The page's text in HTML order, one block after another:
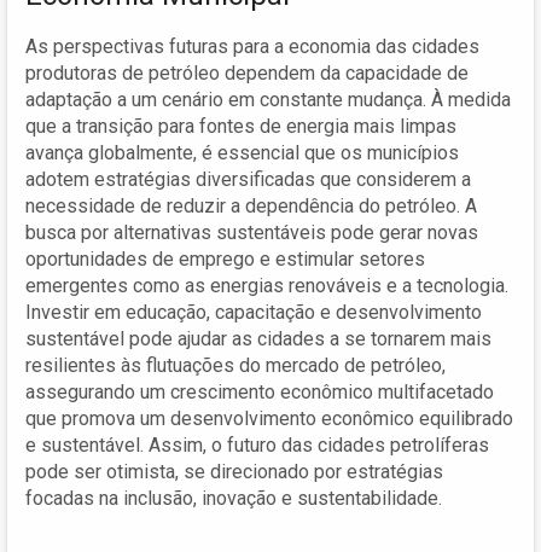
As perspectivas futuras para a economia das cidades
produtoras de petróleo dependem da capacidade de
adaptação a um cenário em constante mudança. À medida
que a transição para fontes de energia mais limpas
avança globalmente, é essencial que os municípios
adotem estratégias diversificadas que considerem a
necessidade de reduzir a dependência do petróleo. A
busca por alternativas sustentáveis pode gerar novas
oportunidades de emprego e estimular setores
emergentes como as energias renováveis e a tecnologia.
Investir em educação, capacitação e desenvolvimento
sustentável pode ajudar as cidades a se tornarem mais
resilientes às flutuações do mercado de petróleo,
assegurando um crescimento econômico multifacetado
que promova um desenvolvimento econômico equilibrado
e sustentável. Assim, o futuro das cidades petrolíferas
pode ser otimista, se direcionado por estratégias
focadas na inclusão, inovação e sustentabilidade.